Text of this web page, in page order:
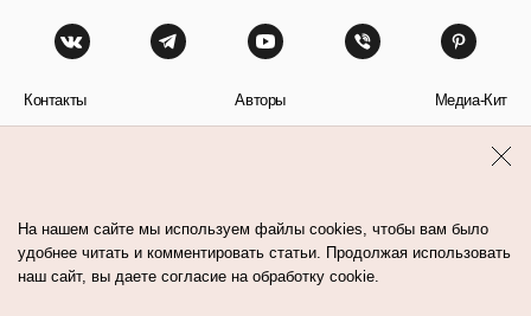
Контакты Авторы Медиа-Кит
На нашем сайте мы используем файлы cookies, чтобы вам было
удобнее читать и комментировать статьи. Продолжая использовать
наш сайт, вы даете согласие на обработку cookie.